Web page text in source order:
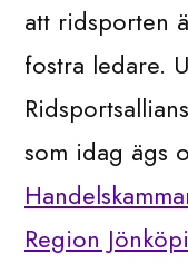
att ridsporten
fostra ledare.
som idag ägs
Region